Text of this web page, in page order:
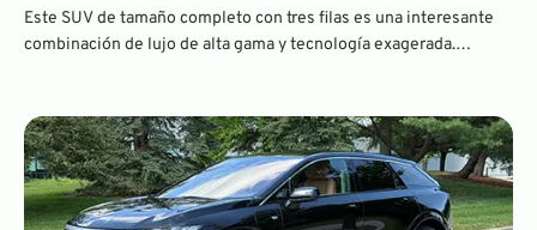
Este SUV de tamaño completo con tres filas es una interesante
combinación de lujo de alta gama y tecnología exagerada.